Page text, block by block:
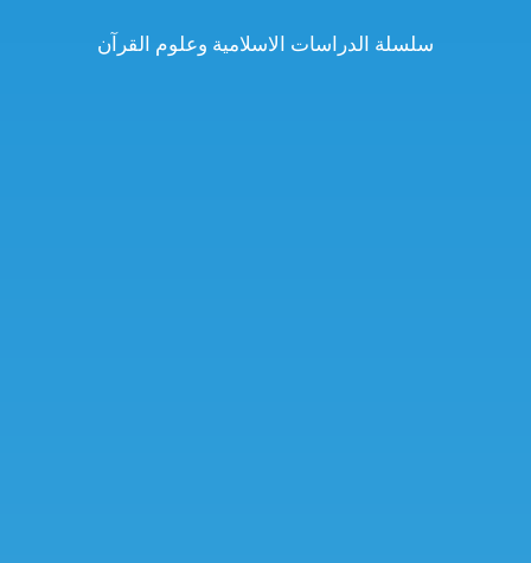
سلسلة الدراسات الاسلامية وعلوم القرآن